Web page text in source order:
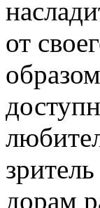
от
дорам